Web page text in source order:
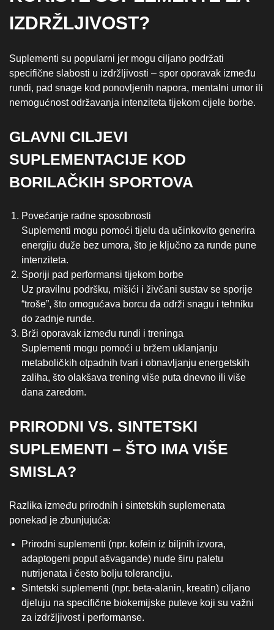
IZDRŽLJIVOST?
Suplementi su popularni jer mogu ciljano podržati
specifične slabosti u izdržljivosti – spor oporavak između
rundi, pad snage kod ponovljenih napora, mentalni umor ili
nemogućnost održavanja intenziteta tijekom cijele borbe.
GLAVNI CILJEVI
SUPLEMENTACIJE KOD
BORILAČKIH SPORTOVA
Povećanje radne sposobnosti
Suplementi mogu pomoći tijelu da učinkovito generira
energiju duže bez umora, što je ključno za runde pune
intenziteta.
Sporiji pad performansi tijekom borbe
Uz pravilnu podršku, mišići i živčani sustav se sporije
“troše”, što omogućava borcu da održi snagu i tehniku
do zadnje runde.
Brži oporavak između rundi i treninga
Suplementi mogu pomoći u bržem uklanjanju
metaboličkih otpadnih tvari i obnavljanju energetskih
zaliha, što olakšava trening više puta dnevno ili više
dana zaredom.
PRIRODNI VS. SINTETSKI
SUPLEMENTI – ŠTO IMA VIŠE
SMISLA?
Razlika između prirodnih i sintetskih suplemenata
ponekad je zbunjujuća:
Prirodni suplementi (npr. kofein iz biljnih izvora,
adaptogeni poput ašvagande) nude širu paletu
nutrijenata i često bolju toleranciju.
Sintetski suplementi (npr. beta‑alanin, kreatin) ciljano
djeluju na specifične biokemijske puteve koji su važni
za izdržljivost i performanse.